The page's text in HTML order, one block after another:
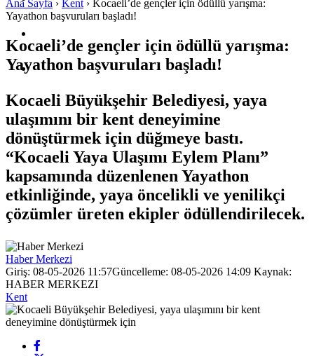
SAĞLIK
Ana Sayfa › Kent › Kocaeli’de gençler için ödüllü yarışma:
Yayathon başvuruları başladı!
Kocaeli’de gençler için ödüllü yarışma:
Yayathon başvuruları başladı!
Kocaeli Büyükşehir Belediyesi, yaya
ulaşımını bir kent deneyimine
dönüştürmek için düğmeye bastı.
“Kocaeli Yaya Ulaşımı Eylem Planı”
kapsamında düzenlenen Yayathon
etkinliğinde, yaya öncelikli ve yenilikçi
çözümler üreten ekipler ödüllendirilecek.
Haber Merkezi
Giriş: 08-05-2026 11:57Güncelleme: 08-05-2026 14:09 Kaynak:
HABER MERKEZI
Kent